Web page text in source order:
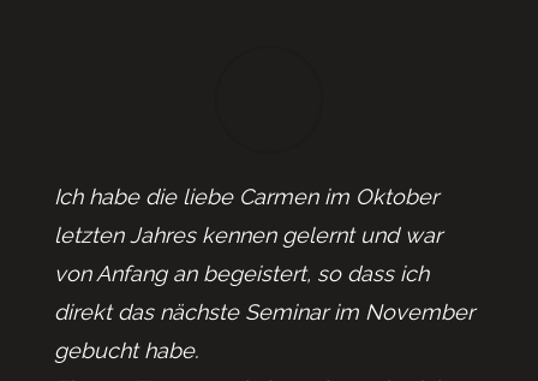
Ich habe die liebe Carmen im Oktober
letzten Jahres kennen gelernt und war
von Anfang an begeistert, so dass ich
direkt das nächste Seminar im November
gebucht habe.